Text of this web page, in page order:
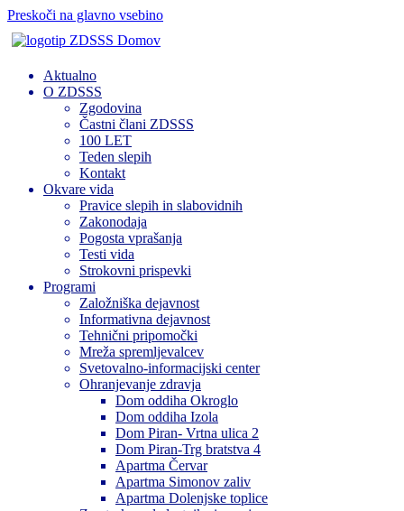
Preskoči na glavno vsebino
Domov
Aktualno
O ZDSSS
Zgodovina
Častni člani ZDSSS
100 LET
Teden slepih
Kontakt
Okvare vida
Pravice slepih in slabovidnih
Zakonodaja
Pogosta vprašanja
Testi vida
Strokovni prispevki
Programi
Založniška dejavnost
Informativna dejavnost
Tehnični pripomočki
Mreža spremljevalcev
Svetovalno-informacijski center
Ohranjevanje zdravja
Dom oddiha Okroglo
Dom oddiha Izola
Dom Piran- Vrtna ulica 2
Dom Piran-Trg bratstva 4
Apartma Červar
Apartma Simonov zaliv
Apartma Dolenjske toplice